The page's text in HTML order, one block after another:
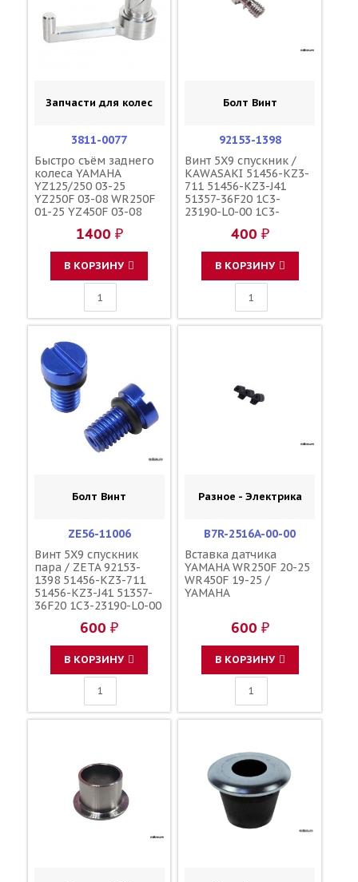
Запчасти для колес
3811-0077
Быстро съём заднего
колеса YAMAHA
YZ125/250 03-25
YZ250F 03-08 WR250F
01-25 YZ450F 03-08
YZ250/450FX 16-25 /
MOOSE RACING
1400 ₽
В КОРЗИНУ
Болт Винт
92153-1398
Винт 5X9 спускник /
KAWASAKI 51456-KZ3-
711 51456-KZ3-J41
51357-36F20 1C3-
23190-L0-00 1C3-
110090000601
110090000501
F45300001
400 ₽
В КОРЗИНУ
Болт Винт
ZE56-11006
Винт 5X9 спускник
пара / ZETA 92153-
1398 51456-KZ3-711
51456-KZ3-J41 51357-
36F20 1C3-23190-L0-00
110090000601
110090000501
F45300001
600 ₽
В КОРЗИНУ
Разное - Электрика
B7R-2516A-00-00
Вставка датчика
YAMAHA WR250F 20-25
WR450F 19-25 /
YAMAHA
600 ₽
В КОРЗИНУ